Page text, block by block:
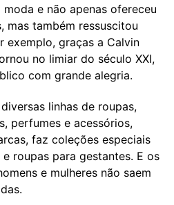
e não apenas ofereceu
mas também ressuscitou
exemplo, graças a Calvin
no limiar do século XXI,
com grande alegria.
linhas de roupas,
perfumes e acessórios,
faz coleções especiais
roupas para gestantes. E os
e mulheres não saem